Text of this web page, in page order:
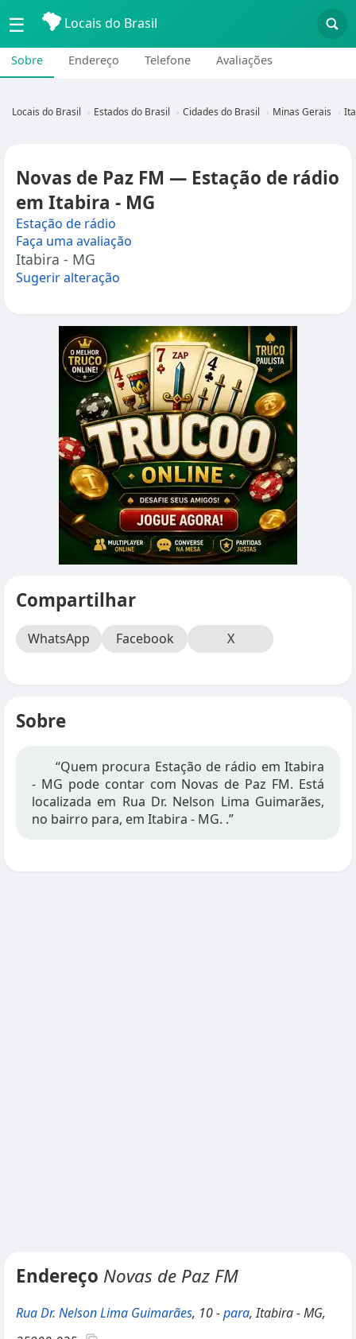
☰ Locais do Brasil
Sobre Endereço Telefone Avaliações
Locais do Brasil Estados do Brasil Cidades do Brasil Minas Gerais
Novas de Paz FM — Estação de rádio
em Itabira - MG
Estação de rádio
Faça uma avaliação
Itabira - MG
Sugerir alteração
Compartilhar
WhatsApp Facebook X
Sobre
“Quem procura Estação de rádio em Itabira
- MG pode contar com Novas de Paz FM. Está
localizada em Rua Dr. Nelson Lima Guimarães,
no bairro para, em Itabira - MG. .”
Endereço Novas de Paz FM
Rua Dr. Nelson Lima Guimarães, 10 -para, Itabira - MG,